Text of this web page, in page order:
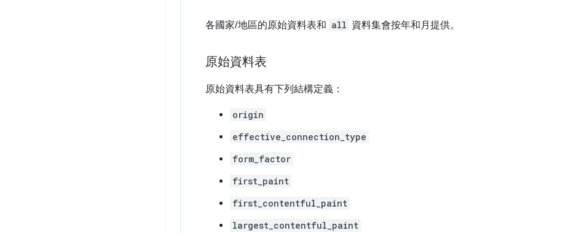
各國家/地區的原始資料表和 all 資料集會按年和月提供。
原始資料表
原始資料表具有下列結構定義：
origin
effective_connection_type
form_factor
first_paint
first_contentful_paint
largest_contentful_paint